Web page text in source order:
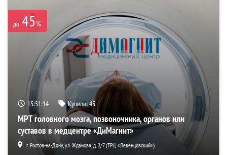
до 45%
15:51:13 Купили:43
МРТ головного мозга, позвоночника, органов или
суставов в медцентре «ДиМагнит»
г. Ростов-на-Дону, ул. Жданова, д. 2/7 (ТРЦ «Левенцовский»)